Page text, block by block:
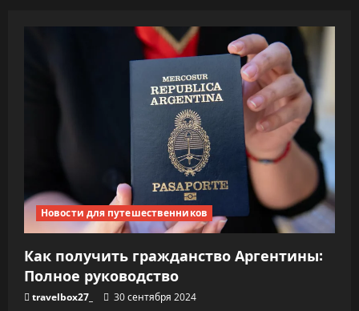
Новости для путешественников
Как получить гражданство Аргентины:
Полное руководство
travelbox27_ 30 сентября 2024